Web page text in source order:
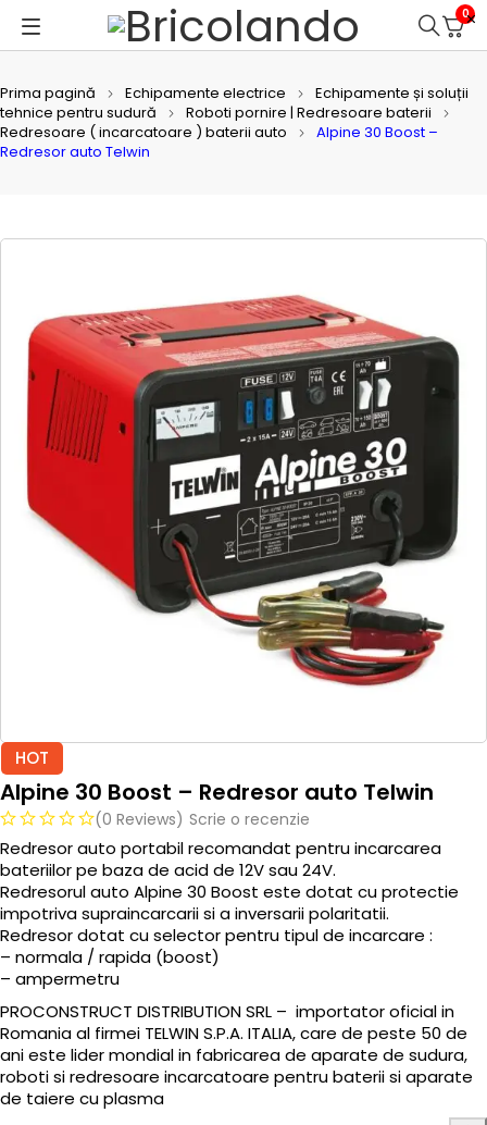
0
Prima pagină Echipamente electrice
Echipamente și soluții
tehnice pentru sudură
Roboti pornire | Redresoare baterii
Redresoare ( incarcatoare ) baterii auto
Alpine 30 Boost –
Redresor auto Telwin
HOT
Alpine 30 Boost – Redresor auto Telwin
(0 Reviews) Scrie o recenzie
Redresor auto portabil recomandat pentru incarcarea
bateriilor pe baza de acid de 12V sau 24V.
Redresorul auto Alpine 30 Boost este dotat cu protectie
impotriva supraincarcarii si a inversarii polaritatii.
Redresor dotat cu selector pentru tipul de incarcare :
– normala / rapida (boost)
– ampermetru
PROCONSTRUCT DISTRIBUTION SRL – importator oficial in
Romania al firmei TELWIN S.P.A. ITALIA, care de peste 50 de
ani este lider mondial in fabricarea de aparate de sudura,
roboti si redresoare incarcatoare pentru baterii si aparate
de taiere cu plasma